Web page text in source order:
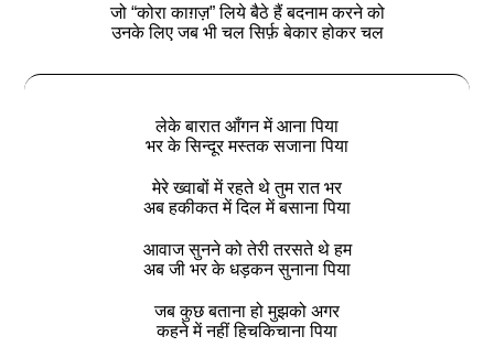
जो “कोरा काग़ज़” लिये बैठे हैं बदनाम करने को
उनके लिए जब भी चल सिर्फ़ बेकार होकर चल
लेके बारात आँगन में आना पिया
भर के सिन्दूर मस्तक सजाना पिया
मेरे ख्वाबों में रहते थे तुम रात भर
अब हकीकत में दिल में बसाना पिया
आवाज सुनने को तेरी तरसते थे हम
अब जी भर के धड़कन सुनाना पिया
जब कुछ बताना हो मुझको अगर
कहने में नहीं हिचकिचाना पिया